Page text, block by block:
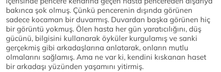
bakınca şok olmuş. Çünkü pencerenin dışında görünen
sadece kocaman bir duvarmış. Duvardan başka görünen hiç
bir görüntü yokmuş. Ölen hasta her gün yaratıcılığını, düş
gücünü, bilgisini kullanarak öyküler kurgulamış ve sanki
gerçekmiş gibi arkadaşlarına anlatarak, onların mutlu
olmalarını sağlamış. Ama ne var ki, kendini kıskanan haset
bir arkadaşı yüzünden yaşamını yitirmiş.